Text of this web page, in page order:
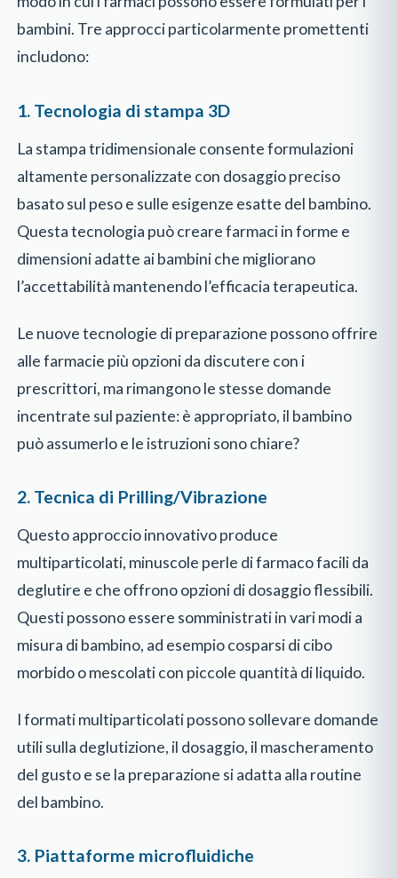
bambini. Tre approcci particolarmente promettenti
includono:
1. Tecnologia di stampa 3D
La stampa tridimensionale consente formulazioni
altamente personalizzate con dosaggio preciso
basato sul peso e sulle esigenze esatte del bambino.
Questa tecnologia può creare farmaci in forme e
dimensioni adatte ai bambini che migliorano
l’accettabilità mantenendo l’efficacia terapeutica.
Le nuove tecnologie di preparazione possono offrire
alle farmacie più opzioni da discutere con i
prescrittori, ma rimangono le stesse domande
incentrate sul paziente: è appropriato, il bambino
può assumerlo e le istruzioni sono chiare?
2. Tecnica di Prilling/Vibrazione
Questo approccio innovativo produce
multiparticolati, minuscole perle di farmaco facili da
deglutire e che offrono opzioni di dosaggio flessibili.
Questi possono essere somministrati in vari modi a
misura di bambino, ad esempio cosparsi di cibo
morbido o mescolati con piccole quantità di liquido.
I formati multiparticolati possono sollevare domande
utili sulla deglutizione, il dosaggio, il mascheramento
del gusto e se la preparazione si adatta alla routine
del bambino.
3. Piattaforme microfluidiche